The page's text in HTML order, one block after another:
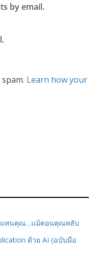
by email.
Learn how your
แทนคุณ…แม้ตอนคุณหลับ
ด้วย AI (ฉบับมือ